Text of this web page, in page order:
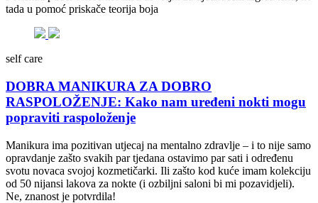
tada u pomoć priskače teorija boja
self care
DOBRA MANIKURA ZA DOBRO
RASPOLOŽENJE: Kako nam uređeni nokti mogu
popraviti raspoloženje
Manikura ima pozitivan utjecaj na mentalno zdravlje – i to nije samo
opravdanje zašto svakih par tjedana ostavimo par sati i određenu
svotu novaca svojoj kozmetičarki. Ili zašto kod kuće imam kolekciju
od 50 nijansi lakova za nokte (i ozbiljni saloni bi mi pozavidjeli).
Ne, znanost je potvrdila!